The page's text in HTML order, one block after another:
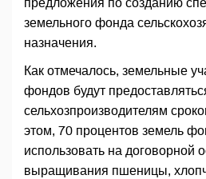
предложения по созданию
земельного фонда
назначения.
Как отмечалось, земельные
фондов будут
сельхозпроизводителям
этом, 70 процентов земель
использовать на договорной
выращивания пшеницы,